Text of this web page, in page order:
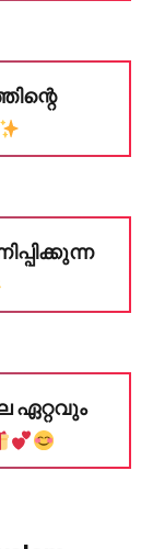
ഏറ്റവും